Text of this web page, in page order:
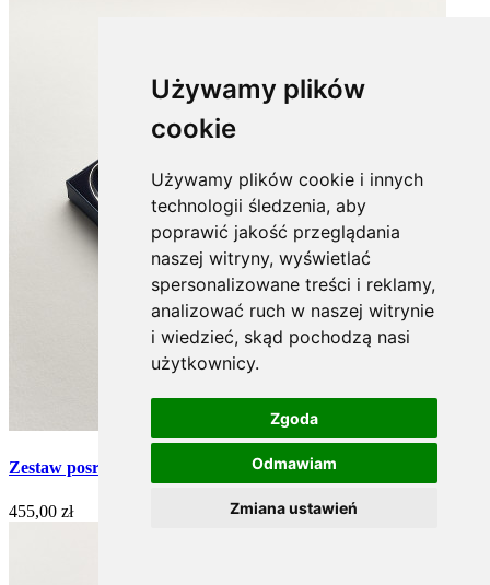
Używamy plików
cookie
Używamy plików cookie i innych
technologii śledzenia, aby
poprawić jakość przeglądania
naszej witryny, wyświetlać
spersonalizowane treści i reklamy,
analizować ruch w naszej witrynie
i wiedzieć, skąd pochodzą nasi
użytkownicy.
Zgoda
Odmawiam
Zmiana ustawień
Zestaw posrebrzanych sztućców do sałat - 2 szt. (Romański)
455,00 zł